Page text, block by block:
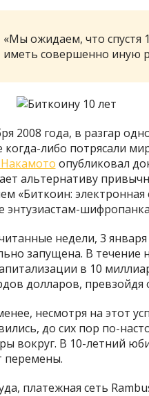
«Мы ожидаем, что спустя
иметь совершенно иную
2008 года, в разгар
когда-либо потрясали
опубликовал
альтернативу
«Биткоин:
энтузиастам-
недели, 3
запущена. В течение
в 10
долларов,
несмотря на этот
до сих пор по-
вокруг. В 10-летний
перемены.
платежная сеть